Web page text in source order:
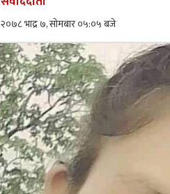
२०७८ भाद्र ७, सोमबार ०५:०५ बजे